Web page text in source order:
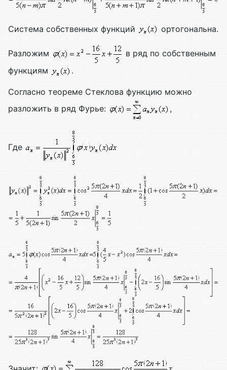
Система собственных функций ортогональна.
Разложим
в ряд по собственным
функциям
.
Согласно теореме Стеклова функцию можно
разложить в ряд Фурье:
,
Где